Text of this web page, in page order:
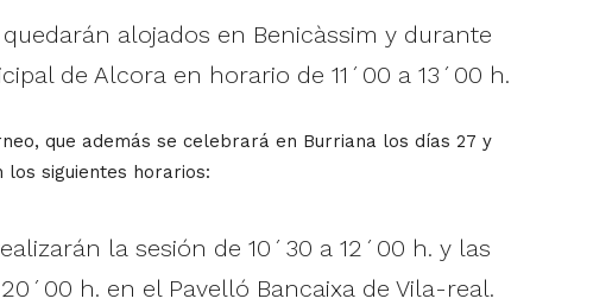
alojados en Benicàssim y durante
de Alcora en horario de 11´00 a 13´00 h.
que además se celebrará en Burriana los días 27 y
siguientes horarios:
la sesión de 10´30 a 12´00 h. y las
h. en el Pavelló Bancaixa de Vila-real.